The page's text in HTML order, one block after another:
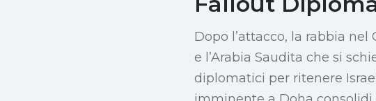
Dopo l’attacco, la rabbia
e l’Arabia Saudita che si
diplomatici per ritenere